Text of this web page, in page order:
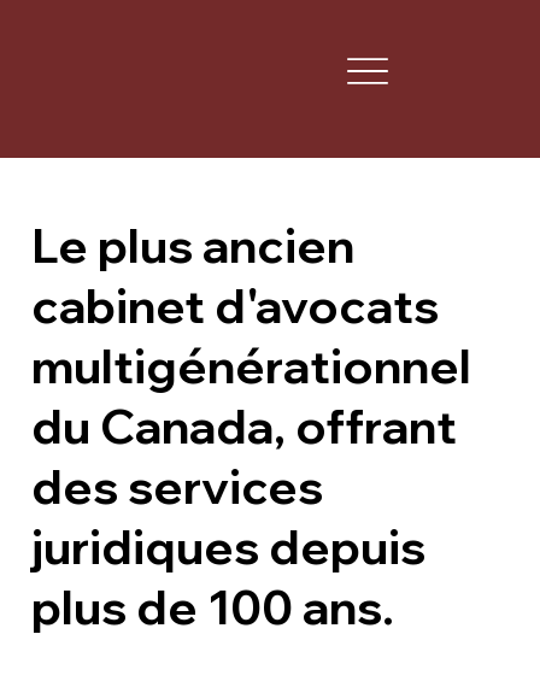
Le plus ancien
cabinet d'avocats
multigénérationnel
du Canada, offrant
des services
juridiques depuis
plus de 100 ans.